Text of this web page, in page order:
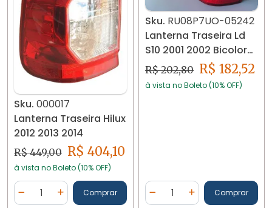
Sku. 000017
Lanterna Traseira Hilux
2012 2013 2014
R$ 449,00 R$ 404,10
à vista no Boleto (10% OFF)
Diminuir Quantidade
Quantidade
Adicionar Quantidade
Comprar
Sku. RU08P7UO-05242
Lanterna Traseira Ld
S10 2001 2002 Bicolor
Ré Fumê
R$ 202,80 R$ 182,52
à vista no Boleto (10% OFF)
Diminuir Quantidade
Quantidade
AdicionarComprar